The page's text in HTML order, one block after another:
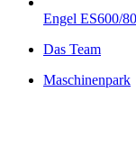
Engel ES600/
Das Team
Maschinenpark